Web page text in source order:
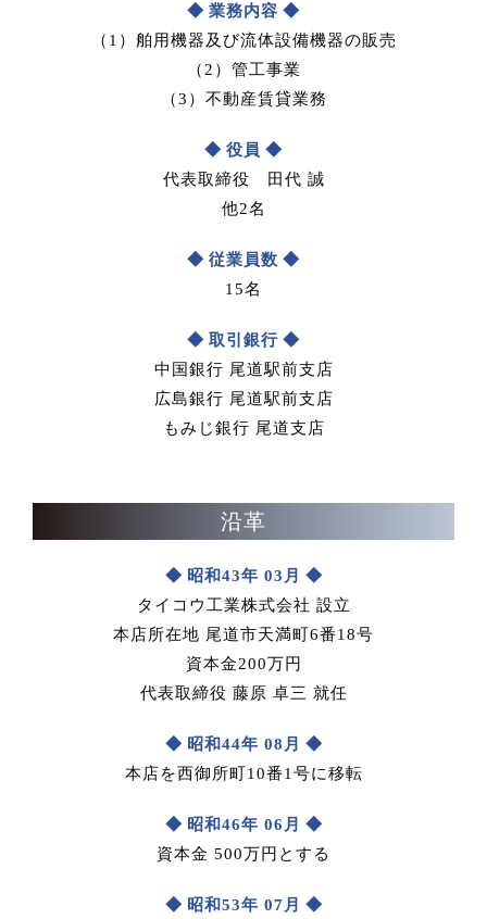
業務内容
（1）舶用機器及び流体設備機器の販売
（2）管工事業
（3）不動産賃貸業務
役員
代表取締役 田代 誠
他2名
従業員数
15名
取引銀行
中国銀行 尾道駅前支店
広島銀行 尾道駅前支店
もみじ銀行 尾道支店
沿革
昭和43年 03月
タイコウ工業株式会社 設立
本店所在地 尾道市天満町6番18号
資本金200万円
代表取締役 藤原 卓三 就任
昭和44年 08月
本店を西御所町10番1号に移転
昭和46年 06月
資本金 500万円とする
昭和53年 07月